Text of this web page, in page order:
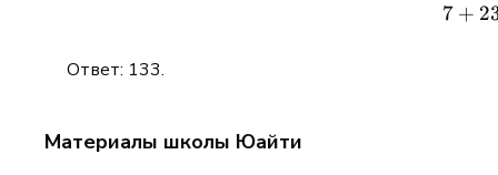
7 +
Ответ: 133.
Материалы школы Юайти